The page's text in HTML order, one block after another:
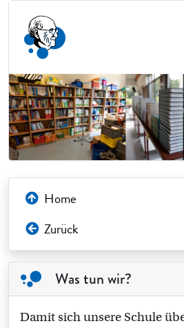
Home
Zurück
Was tun wir?
Damit sich unsere Schule